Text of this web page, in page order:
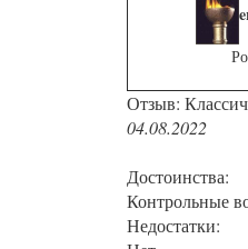
Отзыв:
04.08.2022
Достоинства:
Контрольные
Недостатки: